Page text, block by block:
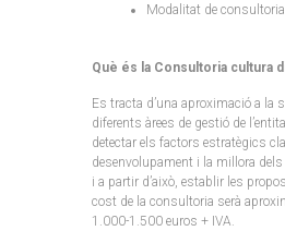
Modalitat de
Què és la Consultoria cultura
Es tracta d’una aproximació a la
diferents àrees de gestió de
detectar els factors estratègics
desenvolupament i la millora
i a partir d’això, establir les
cost de la consultoria serà
1.000-1.500 euros + IVA.